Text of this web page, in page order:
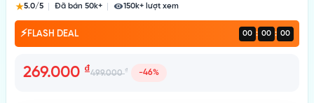
★5.0/5 Đã bán 50k+ 150k+ lượt xem
⚡FLASH DEAL 00 : 00 : 00
499.000₫
Giá gốc là: 499.000 ₫.
269.000 ₫
Giá hiện tại là: 269.000 ₫.
-46%